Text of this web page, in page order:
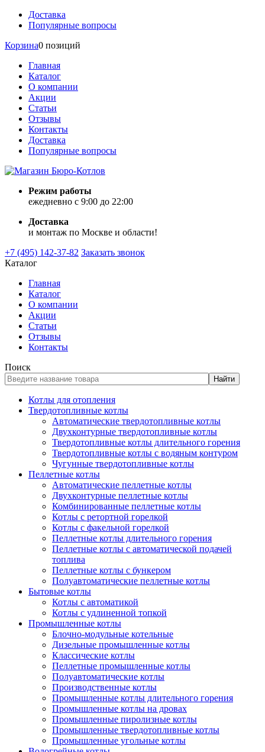
Доставка
Популярные вопросы
Корзина0 позиций
Главная
Каталог
О компании
Акции
Статьи
Отзывы
Контакты
Доставка
Популярные вопросы
Режим работы
ежедневно с 9:00 до 22:00
Доставка
и монтаж по Москве и области!
+7 (495) 142-37-82 Заказать звонок
Каталог
Главная
Каталог
О компании
Акции
Статьи
Отзывы
Контакты
Поиск
Найти
Котлы для отопления
Твердотопливные котлы
Автоматические твердотопливные котлы
Двухконтурные твердотопливные котлы
Твердотопливные котлы длительного горения
Твердотопливные котлы с водяным контуром
Чугунные твердотопливные котлы
Пеллетные котлы
Автоматические пеллетные котлы
Двухконтурные пеллетные котлы
Комбинированные пеллетные котлы
Котлы с ретортной горелкой
Котлы с факельной горелкой
Пеллетные котлы длительного горения
Пеллетные котлы с автоматической подачей
топлива
Пеллетные котлы с бункером
Полуавтоматические пеллетные котлы
Бытовые котлы
Котлы с автоматикой
Котлы с удлиненной топкой
Промышленные котлы
Блочно-модульные котельные
Дизельные промышленные котлы
Классические котлы
Пеллетные промышленные котлы
Полуавтоматические котлы
Производственные котлы
Промышленные котлы длительного горения
Промышленные котлы на дровах
Промышленные пиролизные котлы
Промышленные твердотопливные котлы
Промышленные угольные котлы